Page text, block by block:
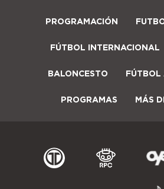
PROGRAMACIÓN
FÚTBOL INTERNACIONAL
BALONCESTO FÚTBOL
PROGRAMAS MÁS